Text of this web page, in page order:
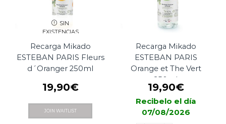
SIN
EXISTENCIAS
Recarga Mikado
ESTEBAN PARIS Fleurs
d´Oranger 250ml
19,90€
JOIN WAITLIST
Recarga Mikado
ESTEBAN PARIS
Orange et The Vert
250ml
19,90€
Recibelo el día
07/08/2026